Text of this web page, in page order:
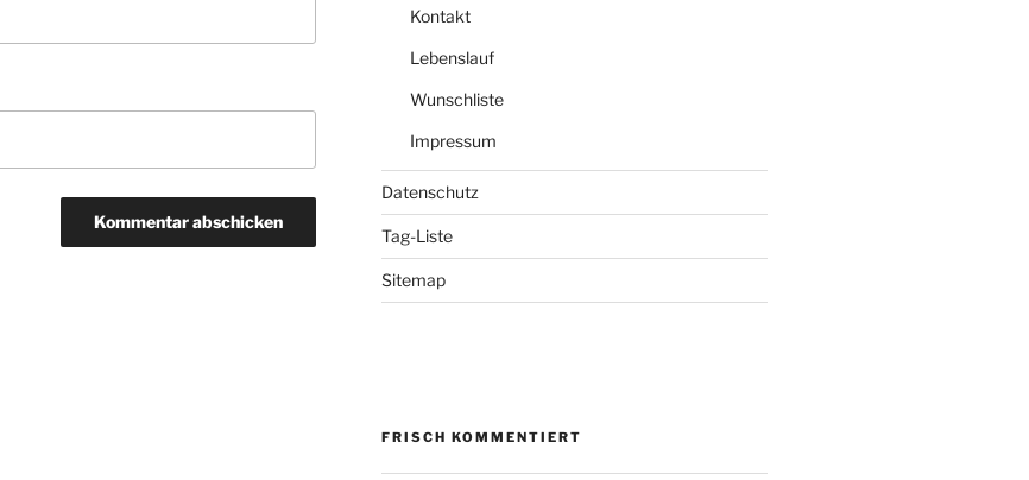
Kontakt
Lebenslauf
Wunschliste
Impressum
Datenschutz
Tag-Liste
Sitemap
FRISCH KOMMENTIERT